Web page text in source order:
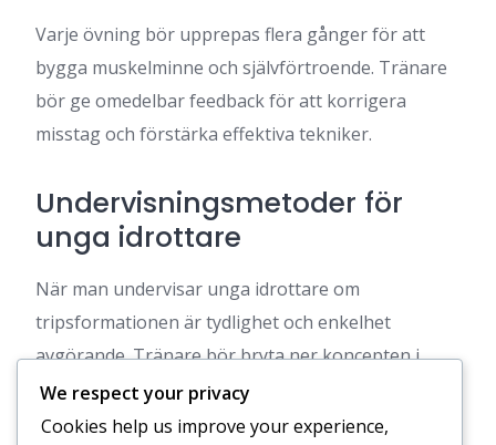
Varje övning bör upprepas flera gånger för att
bygga muskelminne och självförtroende. Tränare
bör ge omedelbar feedback för att korrigera
misstag och förstärka effektiva tekniker.
Undervisningsmetoder för
unga idrottare
När man undervisar unga idrottare om
tripsformationen är tydlighet och enkelhet
avgörande. Tränare bör bryta ner koncepten i
hanterbara delar, vilket säkerställer att spelarna
förstår sina roller inom formationen.
We respect your privacy
Cookies help us improve your experience,